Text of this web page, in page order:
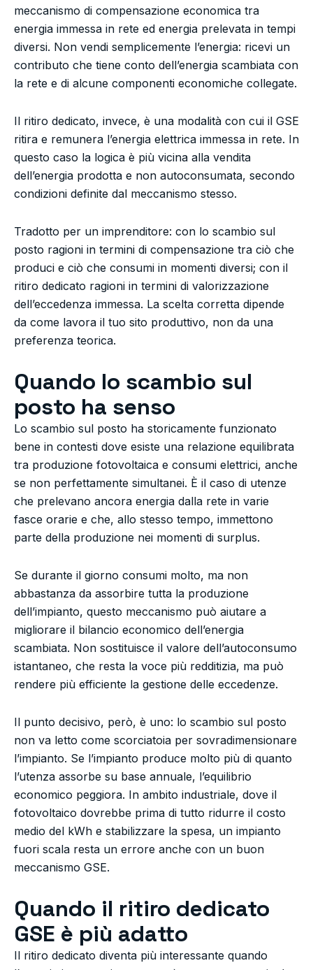
meccanismo di compensazione economica tra
energia immessa in rete ed energia prelevata in tempi
diversi. Non vendi semplicemente l’energia: ricevi un
contributo che tiene conto dell’energia scambiata con
la rete e di alcune componenti economiche collegate.
Il ritiro dedicato, invece, è una modalità con cui il GSE
ritira e remunera l’energia elettrica immessa in rete. In
questo caso la logica è più vicina alla vendita
dell’energia prodotta e non autoconsumata, secondo
condizioni definite dal meccanismo stesso.
Tradotto per un imprenditore: con lo scambio sul
posto ragioni in termini di compensazione tra ciò che
produci e ciò che consumi in momenti diversi; con il
ritiro dedicato ragioni in termini di valorizzazione
dell’eccedenza immessa. La scelta corretta dipende
da come lavora il tuo sito produttivo, non da una
preferenza teorica.
Quando lo scambio sul
posto ha senso
Lo scambio sul posto ha storicamente funzionato
bene in contesti dove esiste una relazione equilibrata
tra produzione fotovoltaica e consumi elettrici, anche
se non perfettamente simultanei. È il caso di utenze
che prelevano ancora energia dalla rete in varie
fasce orarie e che, allo stesso tempo, immettono
parte della produzione nei momenti di surplus.
Se durante il giorno consumi molto, ma non
abbastanza da assorbire tutta la produzione
dell’impianto, questo meccanismo può aiutare a
migliorare il bilancio economico dell’energia
scambiata. Non sostituisce il valore dell’autoconsumo
istantaneo, che resta la voce più redditizia, ma può
rendere più efficiente la gestione delle eccedenze.
Il punto decisivo, però, è uno: lo scambio sul posto
non va letto come scorciatoia per sovradimensionare
l’impianto. Se l’impianto produce molto più di quanto
l’utenza assorbe su base annuale, l’equilibrio
economico peggiora. In ambito industriale, dove il
fotovoltaico dovrebbe prima di tutto ridurre il costo
medio del kWh e stabilizzare la spesa, un impianto
fuori scala resta un errore anche con un buon
meccanismo GSE.
Quando il ritiro dedicato
GSE è più adatto
Il ritiro dedicato diventa più interessante quando